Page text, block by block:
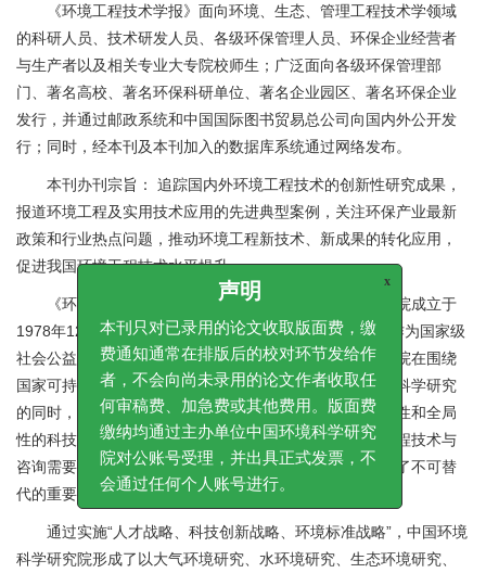
《环境工程技术学报》面向环境、生态、管理工程技术学领域
的科研人员、技术研发人员、各级环保管理人员、环保企业经营者
与生产者以及相关专业大专院校师生；广泛面向各级环保管理部
门、著名高校、著名环保科研单位、著名企业园区、著名环保企业
发行，并通过邮政系统和中国国际图书贸易总公司向国内外公开发
行；同时，经本刊及本刊加入的数据库系统通过网络发布。
本刊办刊宗旨： 追踪国内外环境工程技术的创新性研究成果，
报道环境工程及实用技术应用的先进典型案例，关注环保产业最新
政策和行业热点问题，推动环境工程新技术、新成果的转化应用，
促进我国环境工程技术水平提升。
《环境工程技术学报》的主办单位中国环境科学研究院成立于
1978年12月31日，隶属于中华人民共和国生态环境部。作为国家级
社会公益非营利性环境保护科研机构，中国环境科学研究院在围绕
国家可持续发展战略，开展创新性、基础性重大环境保护科学研究
的同时，致力于为国家环境管理和决策提供战略性、前瞻性和全局
性的科技支撑，服务于经济社会发展中重大环境问题的工程技术与
咨询需要，为提高中国环境保护事业的科学决策能力发挥了不可替
代的重要作用。
通过实施“人才战略、科技创新战略、环境标准战略”，中国环境
科学研究院形成了以大气环境研究、水环境研究、生态环境研究、
声明
本刊只对已录用的论文收取版面费，缴
费通知通常在排版后的校对环节发给作
者，不会向尚未录用的论文作者收取任
何审稿费、加急费或其他费用。版面费
缴纳均通过主办单位中国环境科学研究
院对公账号受理，并出具正式发票，不